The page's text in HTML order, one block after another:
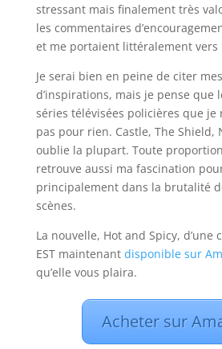
stressant mais finalement très
les commentaires
et me portaient littéralement vers
Je serai bien en peine de citer
d’inspirations, mais je pense que
séries télévisées policières que je
pas pour rien. Castle, The Shield,
oublie la plupart. Toute
retrouve aussi ma fascination
principalement dans la brutalité
scènes.
La nouvelle, Hot and Spicy, d’une
EST maintenant disponible sur
qu’elle vous plaira.
Acheter sur